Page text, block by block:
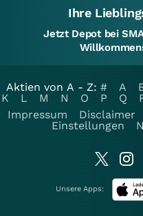
Ihre
Jetzt Depot bei
Aktien von A - Z: # A
K
L M N O P Q
Impressum
Disclaimer
Einstellungen
Unsere Apps: